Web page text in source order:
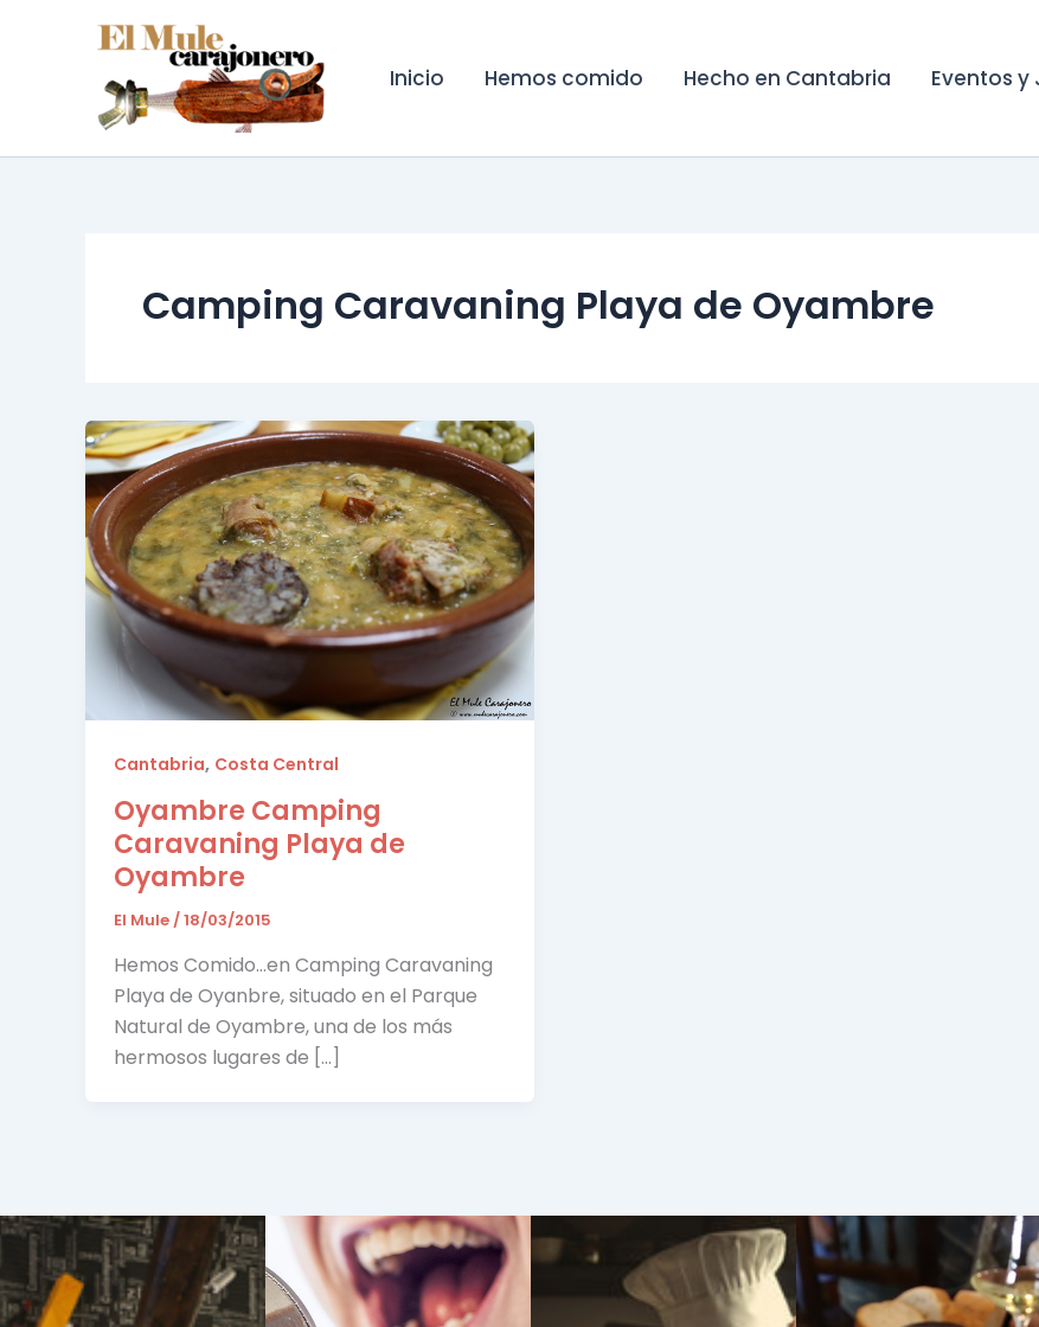
Inicio Hemos comido Hecho en Cantabria Eventos
Camping Caravaning Playa de Oyambre
Cantabria, Costa Central
Oyambre Camping
Caravaning Playa de
Oyambre
El Mule/18/03/2015
Hemos Comido…en Camping Caravaning
Playa de Oyanbre, situado en el Parque
Natural de Oyambre, una de los más
hermosos lugares de […]